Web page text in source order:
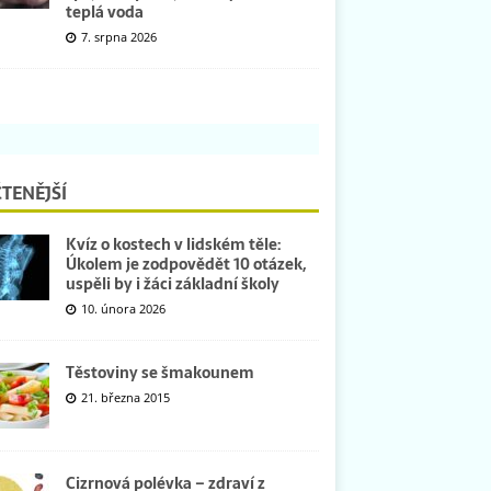
teplá voda
7. srpna 2026
Kvíz o kostech v lidském těle:
Úkolem je zodpovědět 10 otázek,
uspěli by i žáci základní školy
10. února 2026
Těstoviny se šmakounem
21. března 2015
Cizrnová polévka – zdraví z